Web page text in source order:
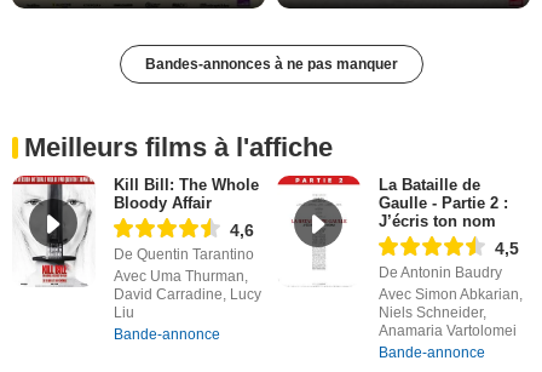
Bandes-annonces à ne pas manquer
Meilleurs films à l'affiche
Kill Bill: The Whole
Bloody Affair
4,6
De Quentin Tarantino
Avec Uma Thurman,
David Carradine, Lucy
Liu
Bande-annonce
La Bataille de
Gaulle - Partie 2 :
J’écris ton nom
4,5
De Antonin Baudry
Avec Simon Abkarian,
Niels Schneider,
Anamaria Vartolomei
Bande-annonce